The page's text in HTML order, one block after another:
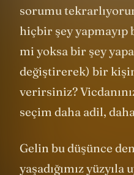
Tramvay
sorumu
hiçbir şey yapmayıp
mi yoksa bir şey
değiştirerek) bir
verirsiniz?
Gelin bu düşünce